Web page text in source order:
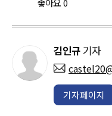
김인규 기자
기자페이지